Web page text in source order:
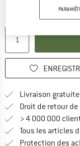
Délai de livraison: 3-5
Livraison
Droit de retour
> 4 000 000
Tous les articles
Protection des